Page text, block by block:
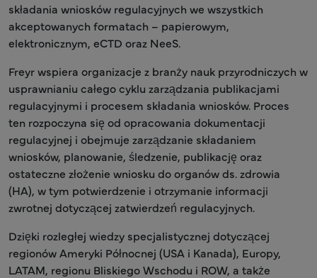
składania wniosków regulacyjnych we wszystkich
akceptowanych formatach – papierowym,
elektronicznym, eCTD oraz NeeS.
Freyr wspiera organizacje z branży nauk przyrodniczych w
usprawnianiu całego cyklu zarządzania publikacjami
regulacyjnymi i procesem składania wniosków. Proces
ten rozpoczyna się od opracowania dokumentacji
regulacyjnej i obejmuje zarządzanie składaniem
wniosków, planowanie, śledzenie, publikację oraz
ostateczne złożenie wniosku do organów ds. zdrowia
(HA), w tym potwierdzenie i otrzymanie informacji
zwrotnej dotyczącej zatwierdzeń regulacyjnych.
Dzięki rozległej wiedzy specjalistycznej dotyczącej
regionów Ameryki Północnej (USA i Kanada), Europy,
LATAM, regionu Bliskiego Wschodu i ROW, a także